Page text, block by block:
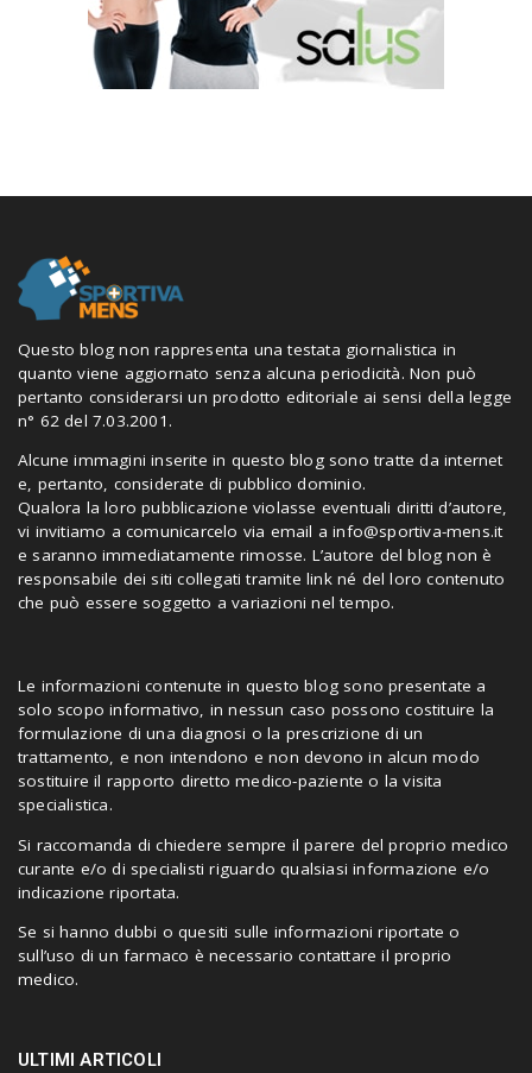
Questo blog non rappresenta una testata giornalistica in
quanto viene aggiornato senza alcuna periodicità. Non può
pertanto considerarsi un prodotto editoriale ai sensi della legge
n° 62 del 7.03.2001.
Alcune immagini inserite in questo blog sono tratte da internet
e, pertanto, considerate di pubblico dominio.
Qualora la loro pubblicazione violasse eventuali diritti d’autore,
vi invitiamo a comunicarcelo via email ainfo@sportiva-mens.it
e saranno immediatamente rimosse. L’autore del blog non è
responsabile dei siti collegati tramite link né del loro contenuto
che può essere soggetto a variazioni nel tempo.
Le informazioni contenute in questo blog sono presentate a
solo scopo informativo, in nessun caso possono costituire la
formulazione di una diagnosi o la prescrizione di un
trattamento, e non intendono e non devono in alcun modo
sostituire il rapporto diretto medico-paziente o la visita
specialistica.
Si raccomanda di chiedere sempre il parere del proprio medico
curante e/o di specialisti riguardo qualsiasi informazione e/o
indicazione riportata.
Se si hanno dubbi o quesiti sulle informazioni riportate o
sull’uso di un farmaco è necessario contattare il proprio
medico.
ULTIMI ARTICOLI